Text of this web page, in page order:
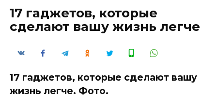
17 гаджетов, которые
сделают вашу жизнь легче
17 гаджетов, которые сделают вашу
жизнь легче. Фото.